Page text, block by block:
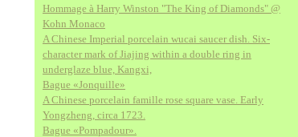
Hommage à Harry Winston "The King of Diamonds" @
Kohn Monaco
A Chinese Imperial porcelain wucai saucer dish. Six-
character mark of Jiajing within a double ring in
underglaze blue, Kangxi,
Bague «Jonquille»
A Chinese porcelain famille rose square vase. Early
Yongzheng, circa 1723.
Bague «Pompadour».